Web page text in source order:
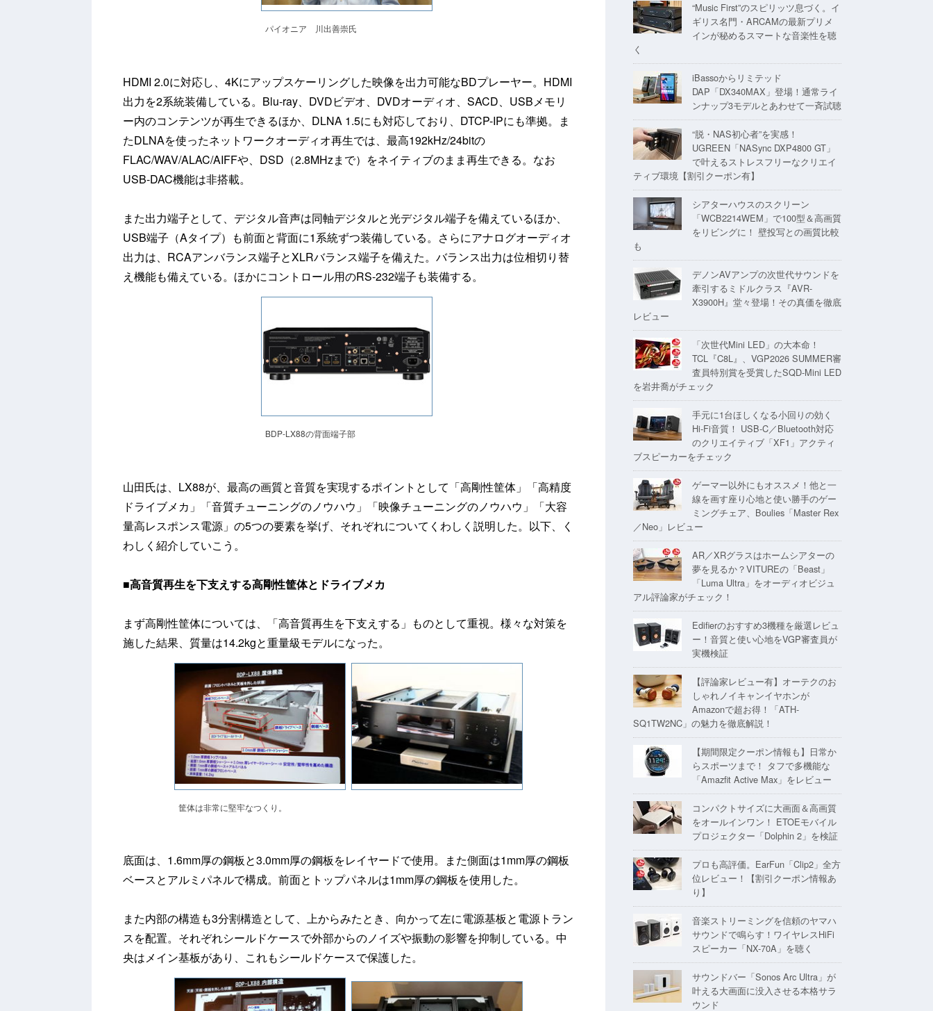
パイオニア 川出善崇氏
HDMI 2.0に対応し、4Kにアップスケーリングした映像を出力可能なBDプレーヤー。HDMI
出力を2系統装備している。Blu-ray、DVDビデオ、DVDオーディオ、SACD、USBメモリ
ー内のコンテンツが再生できるほか、DLNA 1.5にも対応しており、DTCP-IPにも準拠。ま
たDLNAを使ったネットワークオーディオ再生では、最高192kHz/24bitの
FLAC/WAV/ALAC/AIFFや、DSD（2.8MHzまで）をネイティブのまま再生できる。なお
USB-DAC機能は非搭載。
また出力端子として、デジタル音声は同軸デジタルと光デジタル端子を備えているほか、
USB端子（Aタイプ）も前面と背面に1系統ずつ装備している。さらにアナログオーディオ
出力は、RCAアンバランス端子とXLRバランス端子を備えた。バランス出力は位相切り替
え機能も備えている。ほかにコントロール用のRS-232端子も装備する。
BDP-LX88の背面端子部
山田氏は、LX88が、最高の画質と音質を実現するポイントとして「高剛性筐体」「高精度
ドライブメカ」「音質チューニングのノウハウ」「映像チューニングのノウハウ」「大容
量高レスポンス電源」の5つの要素を挙げ、それぞれについてくわしく説明した。以下、く
わしく紹介していこう。
■高音質再生を下支えする高剛性筐体とドライブメカ
まず高剛性筐体については、「高音質再生を下支えする」ものとして重視。様々な対策を
施した結果、質量は14.2kgと重量級モデルになった。
筐体は非常に堅牢なつくり。
底面は、1.6mm厚の鋼板と3.0mm厚の鋼板をレイヤードで使用。また側面は1mm厚の鋼板
ベースとアルミパネルで構成。前面とトップパネルは1mm厚の鋼板を使用した。
また内部の構造も3分割構造として、上からみたとき、向かって左に電源基板と電源トラン
スを配置。それぞれシールドケースで外部からのノイズや振動の影響を抑制している。中
央はメイン基板があり、これもシールドケースで保護した。
“Music First”のスピリッツ息づく。イ
ギリス名門・ARCAMの最新プリメ
インが秘めるスマートな音楽性を聴
く
iBassoからリミテッド
DAP「DX340MAX」登場！通常ライ
ンナップ3モデルとあわせて一斉試聴
“脱・NAS初心者”を実感！
UGREEN「NASync DXP4800 GT」
で叶えるストレスフリーなクリエイ
ティブ環境【割引クーポン有】
シアターハウスのスクリーン
「WCB2214WEM」で100型＆高画質
をリビングに！ 壁投写との画質比較
も
デノンAVアンプの次世代サウンドを
牽引するミドルクラス『AVR-
X3900H』堂々登場！その真価を徹底
レビュー
「次世代Mini LED」の大本命！
TCL『C8L』、VGP2026 SUMMER審
査員特別賞を受賞したSQD-Mini LED
を岩井喬がチェック
手元に1台ほしくなる小回りの効く
Hi-Fi音質！ USB-C／Bluetooth対応
のクリエイティブ「XF1」アクティ
ブスピーカーをチェック
ゲーマー以外にもオススメ！他と一
線を画す座り心地と使い勝手のゲー
ミングチェア、Boulies「Master Rex
／Neo」レビュー
AR／XRグラスはホームシアターの
夢を見るか？VITUREの「Beast」
「Luma Ultra」をオーディオビジュ
アル評論家がチェック！
Edifierのおすすめ3機種を厳選レビュ
ー！音質と使い心地をVGP審査員が
実機検証
【評論家レビュー有】オーテクのお
しゃれノイキャンイヤホンが
Amazonで超お得！「ATH-
SQ1TW2NC」の魅力を徹底解説！
【期間限定クーポン情報も】日常か
らスポーツまで！ タフで多機能な
「Amazfit Active Max」をレビュー
コンパクトサイズに大画面＆高画質
をオールインワン！ ETOEモバイル
プロジェクター「Dolphin 2」を検証
プロも高評価。EarFun「Clip2」全方
位レビュー！【割引クーポン情報あ
り】
音楽ストリーミングを信頼のヤマハ
サウンドで鳴らす！ワイヤレスHiFi
スピーカー「NX-70A」を聴く
サウンドバー「Sonos Arc Ultra」が
叶える大画面に没入させる本格サラ
ウンド